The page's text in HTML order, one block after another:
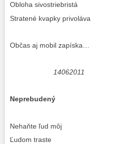
Obloha sivostriebristá
Stratené kvapky privoláva
Občas aj mobil zapíska…
14062011
Neprebudený
Nehaňte ľud môj
Ľudom traste